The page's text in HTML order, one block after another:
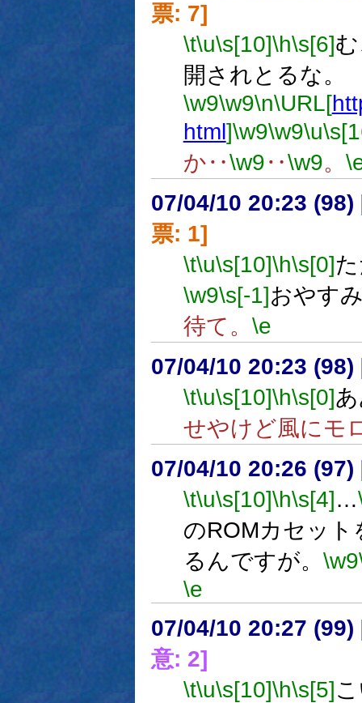
票: 7]
\t\u\s[10]\h\s[6]
開されとるな。
\w9\w9\n\URL[
html]\w9\w9\u
か‥\w9‥\w9。
07/04/10 20:23 (98)
票: 1]
\t\u\s[10]\h\s[0]
\w9\s[-1]おやす
待て。 \e
07/04/10 20:23 (98)
\t\u\s[10]\h\s[0]
せやけど風にモ
07/04/10 20:26 (97)
\t\u\s[10]\h\s[4] …
のROMカセッ
るんですが。 \w9
\e
07/04/10 20:27 (99)
意: 2]
\t\u\s[10]\h\s[5]